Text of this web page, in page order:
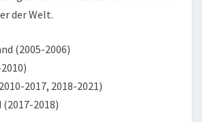
der Welt.
(2005-2006)
2017, 2018-2021)
(2017-2018)